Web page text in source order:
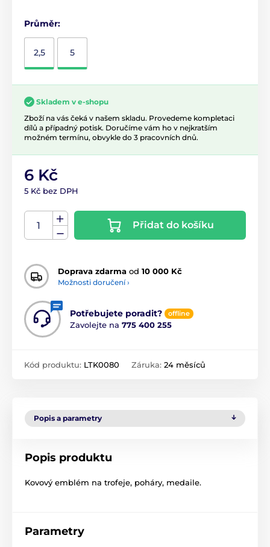
Průměr:
2,5 5
Skladem v e-shopu
Zboží na vás čeká v našem skladu. Provedeme kompletaci
dílů a případný potisk. Doručíme vám ho v nejkratším
možném termínu, obvykle do 3 pracovních dnů.
6 Kč
5 Kč bez DPH
Přidat do košíku
Doprava zdarma od 10 000 Kč
Možnosti doručení ›
Potřebujete poradit? offline
Zavolejte na 775 400 255
Kód produktu: LTK0080 Záruka: 24 měsíců
Popis a parametry
Popis produktu
Kovový emblém na trofeje, poháry, medaile.
Parametry